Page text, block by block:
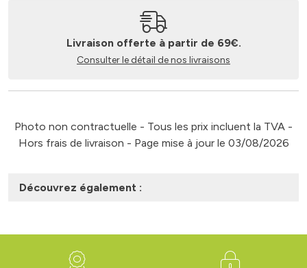
Livraison offerte à partir de 69€.
Consulter le détail de nos livraisons
Photo non contractuelle - Tous les prix incluent la TVA -
Hors frais de livraison - Page mise à jour le 03/08/2026
Découvrez également :